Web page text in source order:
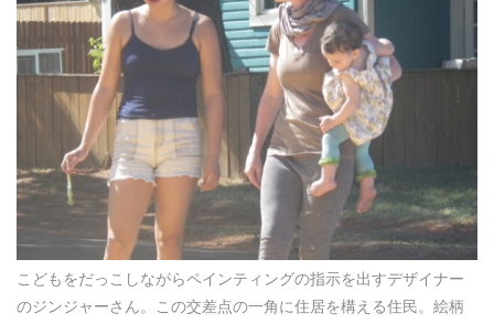
こどもをだっこしながらペインティングの指示を出すデザイナー
のジンジャーさん。この交差点の一角に住居を構える住民。絵柄